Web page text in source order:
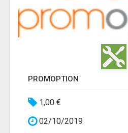
PROMOPTION
1,00 €
02/10/2019